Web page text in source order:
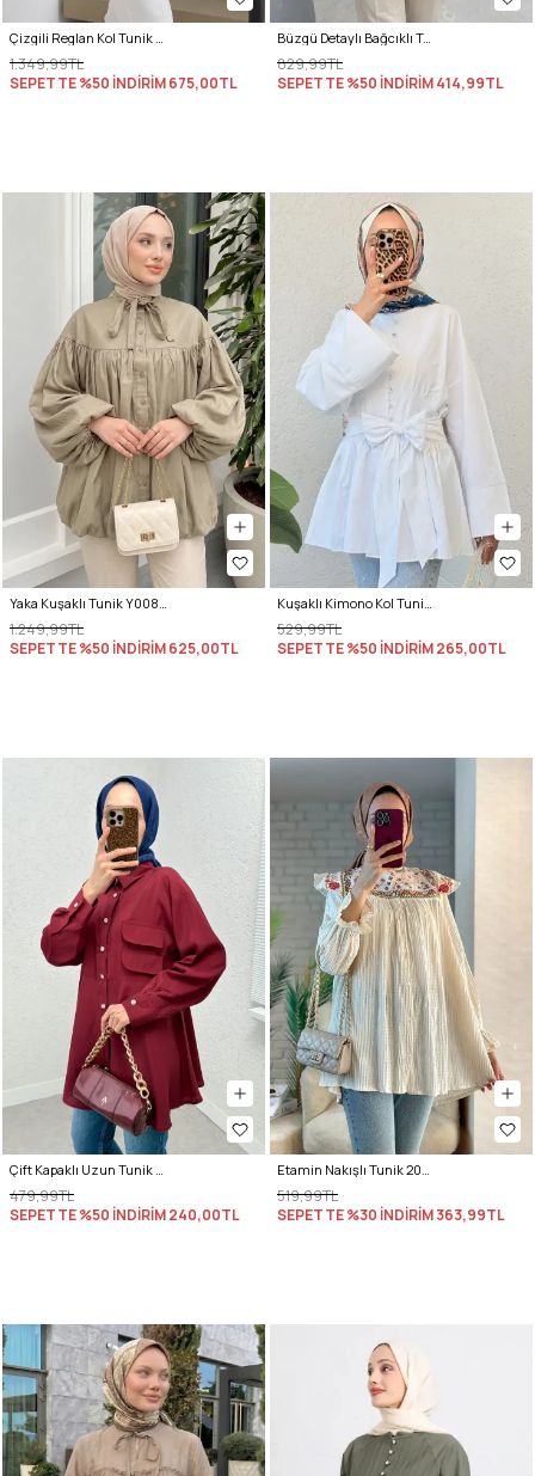
Çizgili Reglan Kol Tunik 260203 - MAVİ
1.349,99TL
SEPETTE %50 İNDİRİM675,00TL
Büzgü Detaylı Bağcıklı Tunik 2366 - SARI
829,99TL
SEPETTE %50 İNDİRİM414,99TL
Yaka Kuşaklı Tunik Y0088 - HAKİ
1.249,99TL
SEPETTE %50 İNDİRİM625,00TL
Kuşaklı Kimono Kol Tunik 2343 - BEYAZ
529,99TL
SEPETTE %50 İNDİRİM265,00TL
479,99TL
SEPETTE %50 İNDİRİM240,00TL
519,99TL
SEPETTE %30 İNDİRİM363,99TL